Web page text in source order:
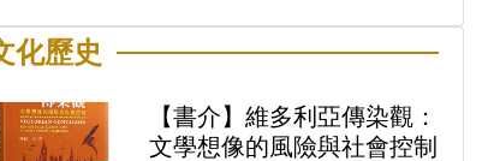
化歷史
【書介】維多利亞傳染觀：
文學想像的風險與社會控制